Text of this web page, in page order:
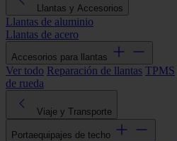
Llantas y Accesorios
Llantas de aluminio
Llantas de acero
Accesorios para llantas
Ver todo Reparación de llantas TPMS
de rueda
Viaje y Transporte
Portaequipajes de techo